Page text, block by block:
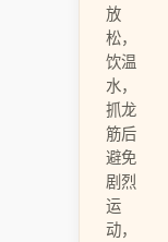
放
松，
饮温
水，
抓龙
筋后
避免
剧烈
运
动，